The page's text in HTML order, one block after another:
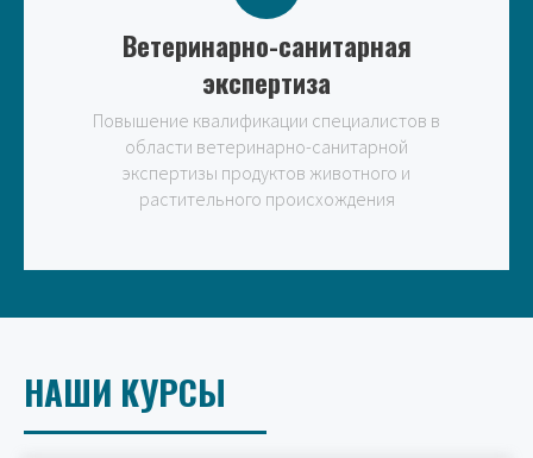
Ветеринарно-санитарная
экспертиза
Повышение квалификации специалистов в
области ветеринарно-санитарной
экспертизы продуктов животного и
растительного происхождения
НАШИ КУРСЫ